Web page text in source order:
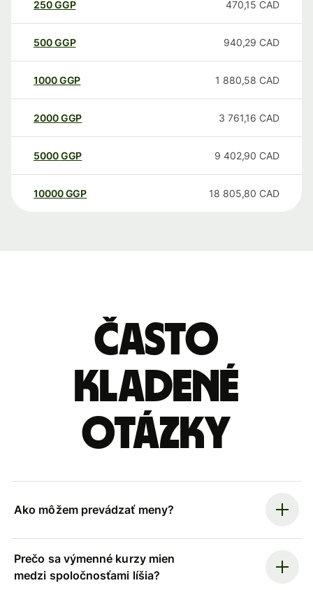
250GGP 470,15 CAD
500GGP 940,29 CAD
1000GGP 1 880,58 CAD
2000GGP 3 761,16 CAD
5000GGP 9 402,90 CAD
10000 GGP 18 805,80 CAD
Často
kladené
otázky
Ako môžem prevádzať meny?
Prečo sa výmenné kurzy mien
medzi spoločnosťami líšia?